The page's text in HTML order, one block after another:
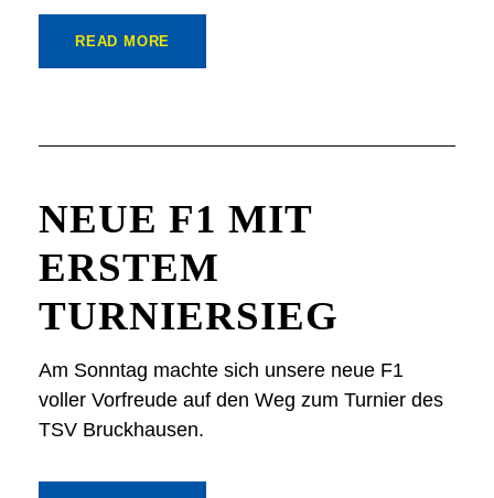
READ MORE
NEUE F1 MIT
ERSTEM
TURNIERSIEG
Am Sonntag machte sich unsere neue F1
voller Vorfreude auf den Weg zum Turnier des
TSV Bruckhausen.